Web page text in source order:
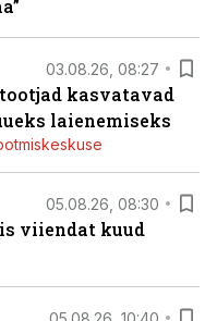
03.08.26, 08:27
kasvatavad
laienemiseks
05.08.26, 08:30
viiendat kuud